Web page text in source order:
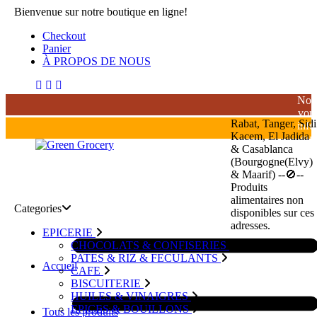
Bienvenue sur notre boutique en ligne!
Checkout
Panier
À PROPOS DE NOUS
que
de
est
au
Rabat, Tanger, Sidi
Kacem, El Jadida
& Casablanca
(Bourgogne(Elvy)
& Maarif) --🚫--
Produits
alimentaires non
disponibles sur ces
adresses.
Categories
EPICERIE
CHOCOLATS & CONFISERIES
PATES & RIZ & FECULANTS
CAFE
BISCUITERIE
HUILES & VINAIGRES
EPICES & BOUILLONS
Accueil
Tous les produits